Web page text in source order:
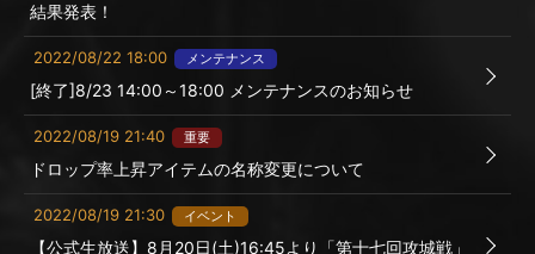
結果発表！
2022/08/22 18:00 メンテナンス
[終了]8/23 14:00～18:00 メンテナンスのお知らせ
2022/08/19 21:40 重要
ドロップ率上昇アイテムの名称変更について
2022/08/19 21:30 イベント
【公式生放送】8月20日(土)16:45より「第十七回攻城戦」